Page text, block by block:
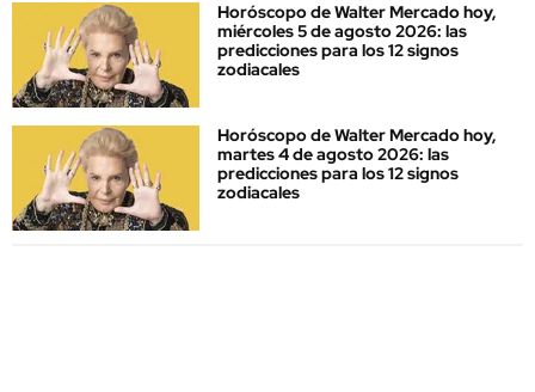
Horóscopo de Walter Mercado hoy,
miércoles 5 de agosto 2026: las
predicciones para los 12 signos
zodiacales
Horóscopo de Walter Mercado hoy,
martes 4 de agosto 2026: las
predicciones para los 12 signos
zodiacales